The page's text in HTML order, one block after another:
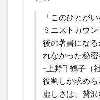
「このひとが
ミニストカウ
後の著書にな
れなかった秘
-上野千鶴子（
役割しか求め
虚しさは、贅